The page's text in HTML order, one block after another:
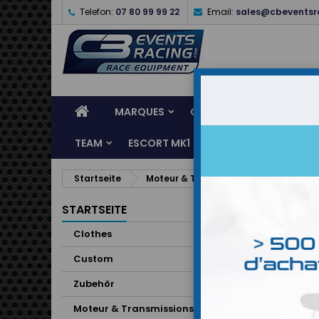
Telefon: 07 80 99 99 22 Email:
MARQUES CASQUES
TEAM ESCORT MK1
Startseite Moteur & Transmissions
STARTSEITE
Clothes
Custom
Zubehör
Moteur & Transmissions